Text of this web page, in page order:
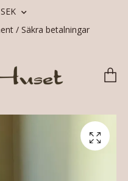
SEK
/ Säkra betalningar